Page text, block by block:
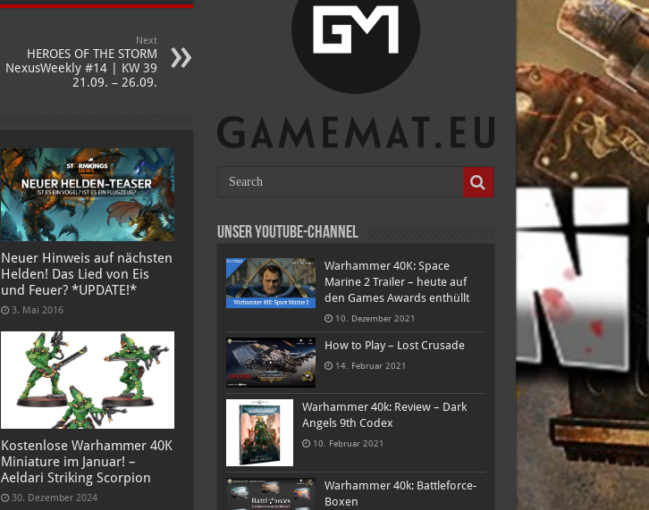
Next
HEROES OF THE STORM
NexusWeekly #14 | KW 39
21.09. – 26.09.
Neuer Hinweis auf nächsten
Helden! Das Lied von Eis
und Feuer? *UPDATE!*
3. Mai 2016
Kostenlose Warhammer 40K
Miniature im Januar! –
Aeldari Striking Scorpion
30. Dezember 2024
Unser Youtube-Channel
Warhammer 40K: Space
Marine 2 Trailer – heute auf
den Games Awards enthüllt
10. Dezember 2021
How to Play – Lost Crusade
14. Februar 2021
Warhammer 40k: Review – Dark
Angels 9th Codex
10. Februar 2021
Warhammer 40k: Battleforce-
Boxen